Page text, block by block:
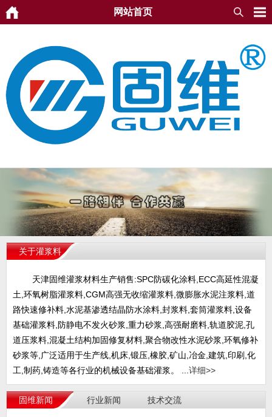
网站首页
关于灌浆料
天津固维灌浆材料生产销售:SPC防碳化涂料,ECC高延性混凝
土,环氧树脂灌浆料,CGM高强无收缩灌浆料,微膨胀水泥注浆料,道
路快速修补料,水泥基渗透结晶防水涂料,封浆料,套筒灌浆料,设备
基础灌浆料,防静电不发火砂浆,重力砂浆,高强耐磨料,轨道胶泥,孔
道压浆料,混凝土结构加固修复材料,聚合物改性水泥砂浆,环氧修补
砂浆等,广泛适用于生产线,机床,锻压,橡胶,矿山,冶金,建筑,印刷,化
工,制药,铸造等各行业的机械设备基础灌浆。 ... 详细>>
固维新闻 行业新闻 技术交流